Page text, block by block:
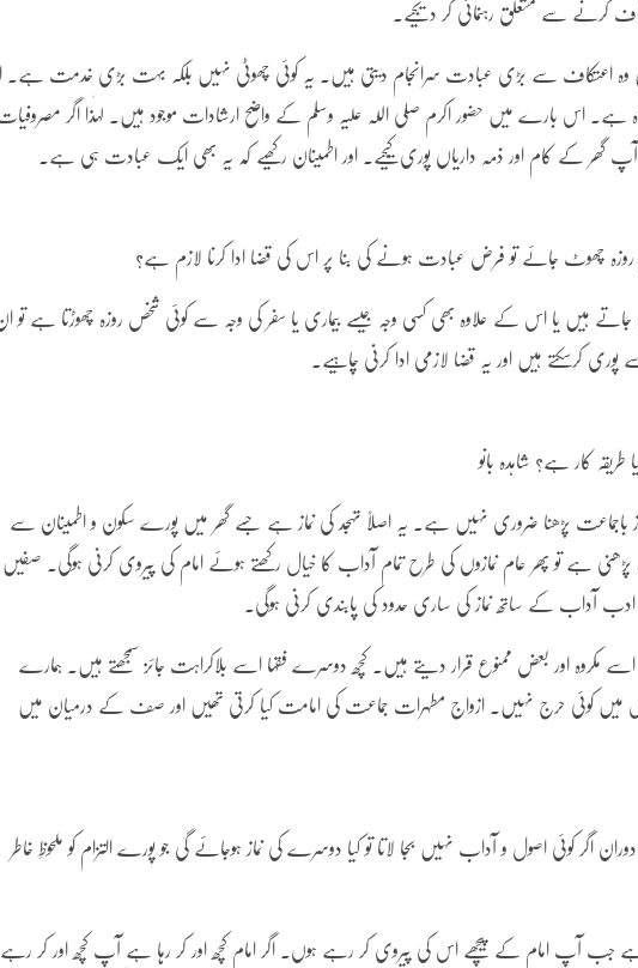
کرنے سے متعلق رہنمائی کر دیجیے۔
ہیں وہ اعتکاف سے بڑی عبادت سرانجام دیتی ہیں۔ یہ کوئی چھوٹی نہیں بلکہ بہت بڑی خدمت
ہے۔ اس بارے میں حضور اکرم صلی اللہ علیہ وسلم کے واضح ارشادات موجود ہیں۔ لہٰذا اگر
کے کام اور ذمہ داریاں پوری کیجیے۔ اور اطمینان رکھیے کہ یہ بھی ایک عبادت ہی ہے۔
روزہ چھوٹ جائے تو فرض عبادت ہونے کی بنا پر اس کی قضا ادا کرنا لازم ہے؟
ہیں یا اس کے علاوہ بھی کسی وجہ جیسے بیماری یا سفر کی وجہ سے کوئی شخص روزہ چھوڑتا ہے تو
کرسکتے ہیں اور یہ قضا لازمی ادا کرنی چاہیے۔
کار ہے؟ شاہدہ بانو
باجماعت پڑھنا ضروری نہیں ہے۔ یہ اصلاً تہجد کی نماز ہے جسے گھر میں پورے سکون و اطمینان سے
پڑھنی ہے تو پھر عام نمازوں کی طرح تمام آداب کا خیال رکھتے ہوئے امام کی پیروی کرنی ہوگی۔ صفیں
آداب کے ساتھ نماز کی ساری حدود کی پابندی کرنی ہوگی۔
اسے مکروہ اور بعض ممنوع قرار دیتے ہیں۔ کچھ دوسرے فقہا اسے بلاکراہت جائز سمجھتے ہیں۔ ہمارے
میں کوئی حرج نہیں۔ ازواج مطہرات جماعت کی امامت کیا کرتی تھیں اور صف کے درمیان میں
اگر کوئی اصول و آداب نہیں بجا لاتا تو کیا دوسرے کی نماز ہوجائے گی جو پورے التزام کو ملحوظِ خاطر
آپ امام کے پیچھے اس کی پیروی کر رہے ہوں۔ اگر امام کچھ اور کر رہا ہے آپ کچھ اور کر رہے